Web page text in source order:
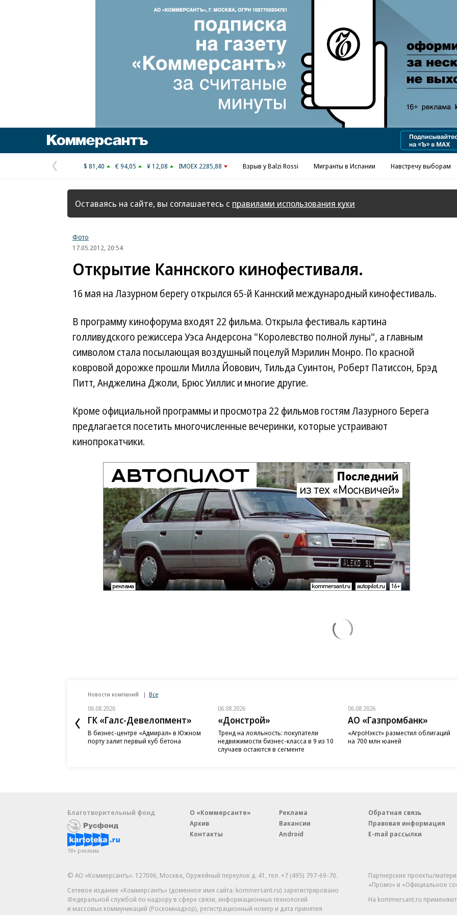
Реклама в «Ъ» www.kommersant.ru/ad
Предыдущая
страница
$ 81,40 € 94,05 ¥ 12,08 IMOEX 2285,88 Взрыв у Balzi Rossi Мигранты в Испании Навстречу выборам
Оставаясь на сайте, вы соглашаетесь с правилами использования куки
Фото
17.05.2012, 20:54
Открытие Каннского кинофестиваля.
16 мая на Лазурном берегу открылся 65-й Каннский международный кинофестиваль.
В программу кинофорума входят 22 фильма. Открыла фестиваль картина
голливудского режиссера Уэса Андерсона "Королевство полной луны", а главным
символом стала посылающая воздушный поцелуй Мэрилин Монро. По красной
ковровой дорожке прошли Милла Йовович, Тильда Суинтон, Роберт Патиссон, Брэд
Питт, Анджелина Джоли, Брюс Уиллис и многие другие.
Кроме официальной программы и просмотра 22 фильмов гостям Лазурного Берега
предлагается посетить многочисленные вечеринки, которые устраивают
кинопрокатчики.
Новости компаний Все
06.08.2026
ГК «Галс-Девелопмент»
В бизнес-центре «Адмирал» в Южном
порту залит первый куб бетона
06.08.2026
«Донстрой»
Тренд на лояльность: покупатели
недвижимости бизнес-класса в 9 из 10
случаев остаются в сегменте
06.08.2026
АО «Газпромбанк»
«АгроНэкст» разместил облигаций
на 700 млн юаней
Благотворительный фонд
18+ реклама
О «Коммерсанте»
Архив
Контакты
Реклама
Вакансии
Android
Обратная связь
Правовая информация
E-mail рассылки
© АО «Коммерсантъ». 127006, Москва, Оружейный переулок д. 41,тел. +7 (495) 797-69-70.
Сетевое издание «Коммерсантъ» (доменное имя сайта: kommersant.ru) зарегистрировано
Федеральной службой по надзору в сфере связи, информационных технологий
и массовых коммуникаций (Роскомнадзор), регистрационный номер и дата принятия
Партнерские проекты/
«Промо» и «Официальное
На kommersant.ru